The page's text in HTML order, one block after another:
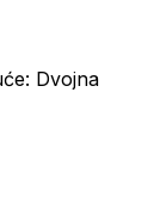
Dvojna